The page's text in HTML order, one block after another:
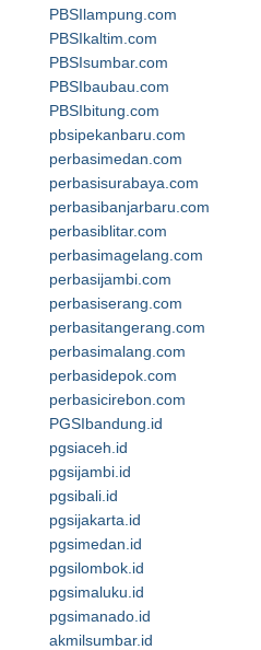
PBSIlampung.com
PBSIkaltim.com
PBSIsumbar.com
PBSIbaubau.com
PBSIbitung.com
pbsipekanbaru.com
perbasimedan.com
perbasisurabaya.com
perbasibanjarbaru.com
perbasiblitar.com
perbasimagelang.com
perbasijambi.com
perbasiserang.com
perbasitangerang.com
perbasimalang.com
perbasidepok.com
perbasicirebon.com
PGSIbandung.id
pgsiaceh.id
pgsijambi.id
pgsibali.id
pgsijakarta.id
pgsimedan.id
pgsilombok.id
pgsimaluku.id
pgsimanado.id
akmilsumbar.id